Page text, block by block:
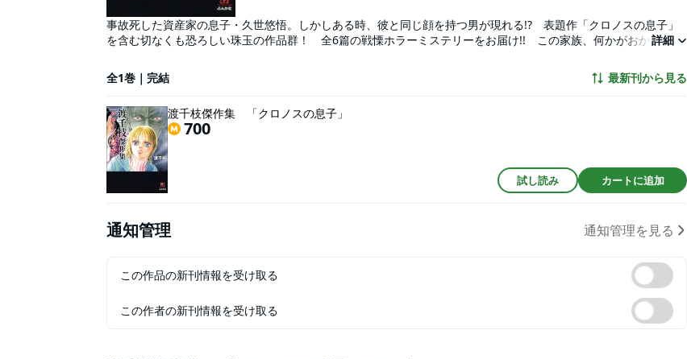
事故死した資産家の息子・久世悠悟。しかしある時、彼と同じ顔を持つ男が現れる!? 表題作「クロノスの息子」
を含む切なくも恐ろしい珠玉の作品群！ 全6篇の戦慄ホラーミステリーをお届け!! この家族、何かがおかしい
詳細
全1巻｜完結 最新刊から見る
渡千枝傑作集 「クロノスの息子」
700
試し読み カートに追加
通知管理 通知管理を見る
この作品の新刊情報を受け取る
この作者の新刊情報を受け取る